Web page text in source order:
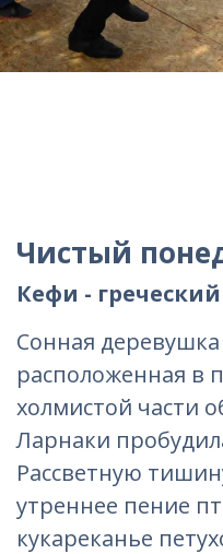
Чистый
Кефи -
Сонная
расположенная в
холмистой части
Ларнаки
Рассветную
утреннее пение
кукареканье